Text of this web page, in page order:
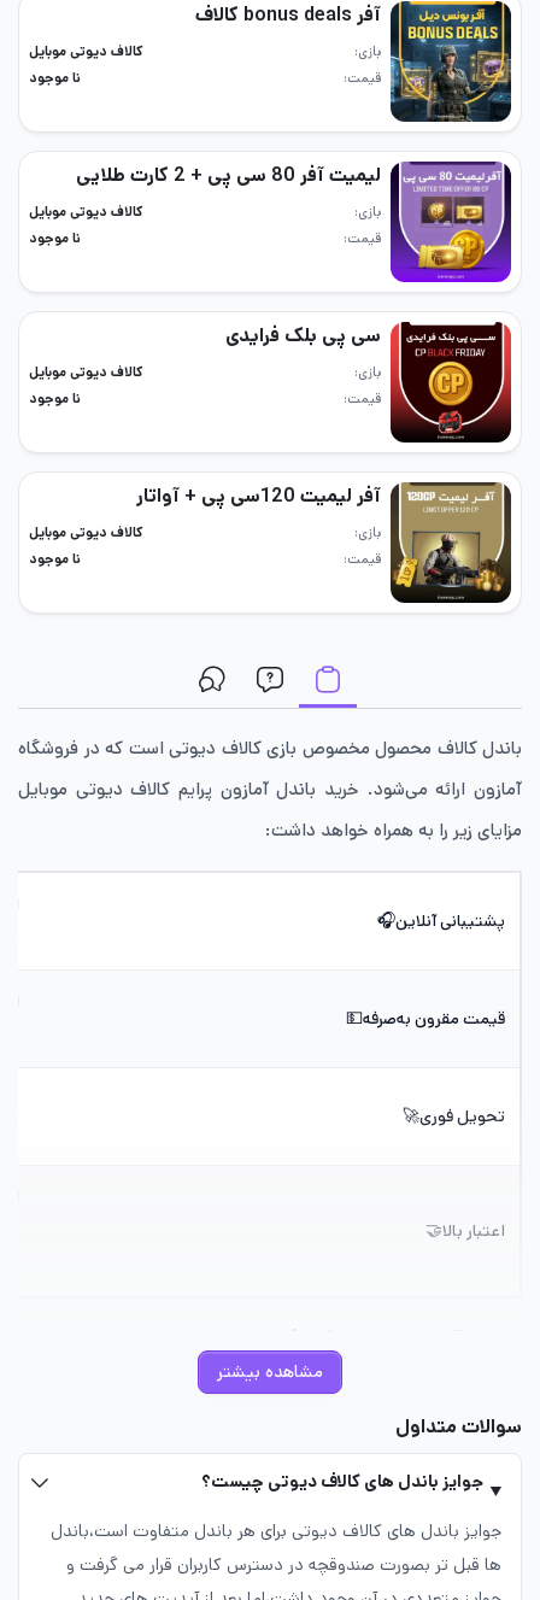
آفر bonus deals کالاف
بازی
کالاف دیوتی موبایل
قیمت
نا موجود
لیمیت آفر 80 سی پی + 2 کارت طلایی
بازی
کالاف دیوتی موبایل
قیمت
نا موجود
سی پی بلک فرایدی
بازی
کالاف دیوتی موبایل
قیمت
نا موجود
آفر لیمیت 120سی پی + آواتار
بازی
کالاف دیوتی موبایل
قیمت
نا موجود
باندل کالاف محصول مخصوص بازی کالاف دیوتی است که در فروشگاه
آمازون ارائه می‌شود. خرید باندل آمازون پرایم کالاف دیوتی موبایل
مزایای زیر را به همراه خواهد داشت:
پشتیبانی آنلاین🎧
قیمت مقرون به‌صرفه💵
تحویل فوری🚀
اعتبار بالا🤝
باندل آمازون پرایم کالاف دیوتی چیست؟
مشاهده بیشتر
سوالات متداول
جوایز باندل های کالاف دیوتی چیست؟
جوایز باندل های کالاف دیوتی برای هر باندل متفاوت است،باندل
ها قبل تر بصورت صندوقچه در دسترس کاربران قرار می گرفت و